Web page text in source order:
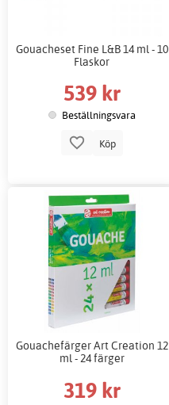
Gouacheset Fine L&B 14 ml - 10
Flaskor
539 kr
Beställningsvara
Köp
Gouachefärger Art Creation 12
ml - 24 färger
319 kr